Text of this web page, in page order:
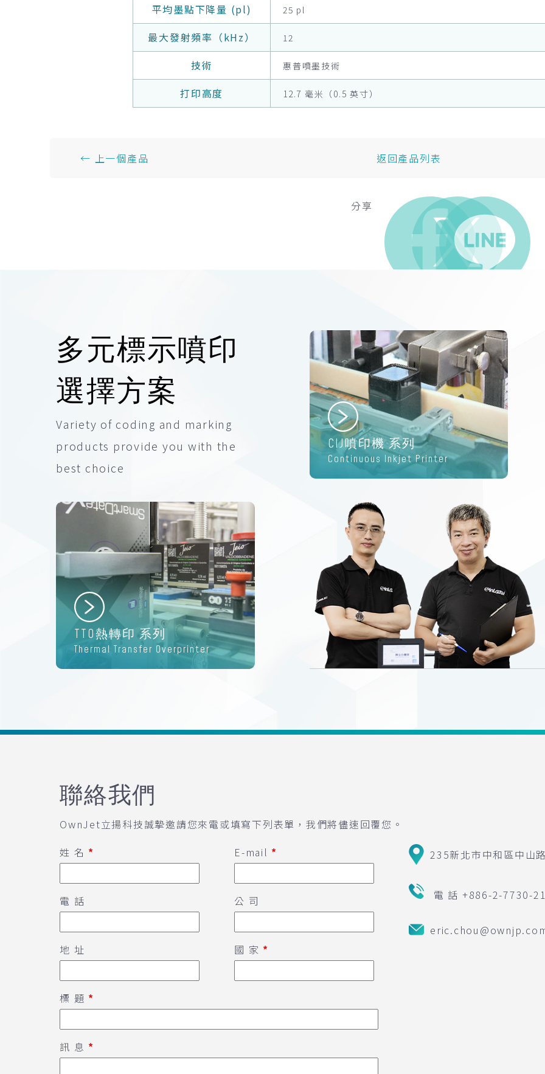
平均墨點下降量 (pl) 25 pl
最大發射頻率（kHz） 12
技術 惠普噴墨技術
打印高度 12.7 毫米（0.5 英寸）
← 上一個產品 返回產品列表
分享
多元標示噴印
選擇方案
Variety of coding and marking
products provide you with the
best choice
CIJ噴印機 系列
Continuous Inkjet Printer
TTO熱轉印 系列
Thermal Transfer Overprinter
聯絡我們
OwnJet立揚科技誠摯邀請您來電或填寫下列表單，我們將儘速回覆您。
姓 名 *
電 話
地 址
E-mail *
公 司
國 家 *
標 題 *
訊 息 *
235新北市中和區中山
電 話 +886-2-7730-